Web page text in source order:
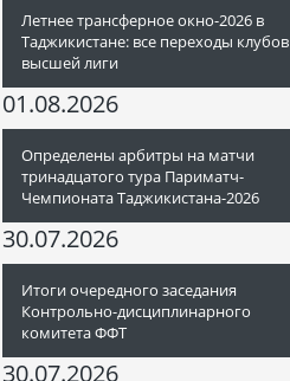
Летнее трансферное окно-2026 в
Таджикистане: все переходы клубов
высшей лиги
01.08.2026
Определены арбитры на матчи
тринадцатого тура Париматч-
Чемпионата Таджикистана-2026
30.07.2026
Итоги очередного заседания
Контрольно-дисциплинарного
комитета ФФТ
30.07.2026